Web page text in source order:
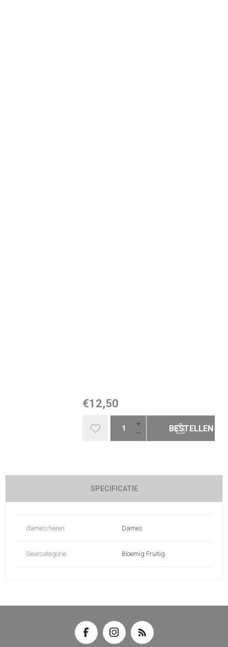
€12,50
BESTELLEN
SPECIFICATIE
dames/heren Dames
Geurcategorie Bloemig Fruitig